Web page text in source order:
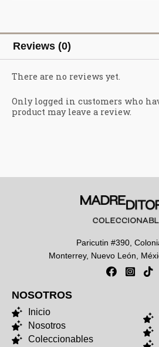
Reviews (0)
There are no reviews yet.
Only logged in customers who
product may leave a review.
Paricutin #390,
Monterrey, Nuevo León,
NOSOTROS
Inicio
Nosotros
Coleccionables